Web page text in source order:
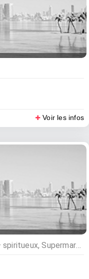
Voir les infos
Commerces, Alimentation, Alcools – spiritueux, Supermarchés